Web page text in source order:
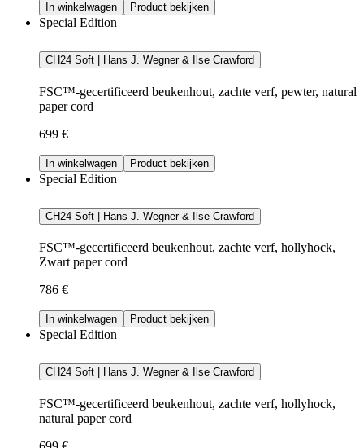
In winkelwagen Product bekijken
Special Edition
CH24 Soft | Hans J. Wegner & Ilse Crawford
FSC™-gecertificeerd beukenhout, zachte verf, pewter, natural
paper cord
699 €
In winkelwagen Product bekijken
Special Edition
CH24 Soft | Hans J. Wegner & Ilse Crawford
FSC™-gecertificeerd beukenhout, zachte verf, hollyhock,
Zwart paper cord
786 €
In winkelwagen Product bekijken
Special Edition
CH24 Soft | Hans J. Wegner & Ilse Crawford
FSC™-gecertificeerd beukenhout, zachte verf, hollyhock,
natural paper cord